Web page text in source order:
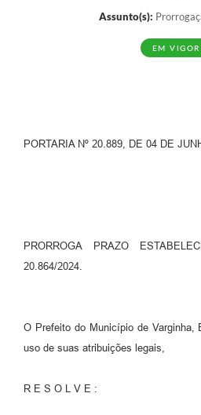
Assunto(s):
EM VIGOR
PORTARIA Nº 20.889, DE 04 DE
PRORROGA PRAZO
20.864/2024.
O Prefeito do Município de Varginha,
uso de suas atribuições legais,
R E S O L V E :